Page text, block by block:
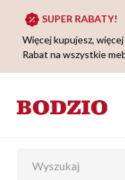
SUPER RABATY!
Więcej kupujesz,
Rabat na wszystkie